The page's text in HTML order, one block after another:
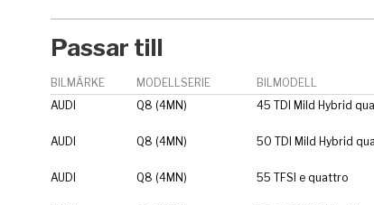
Passar till
BILMÄRKE MODELLSERIE BILMODELL
AUDI
Q8 (4MN) 45 TDI Mild Hybrid
AUDI
Q8 (4MN) 50 TDI Mild Hybrid
AUDI
Q8 (4MN) 55 TFSI e quattro